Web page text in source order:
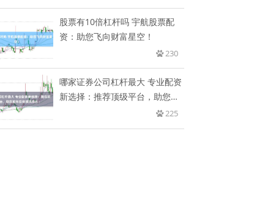
股票有10倍杠杆吗 宇航股票配
资：助您飞向财富星空！
230
哪家证券公司杠杆最大 专业配资
新选择：推荐顶级平台，助您蛇
225